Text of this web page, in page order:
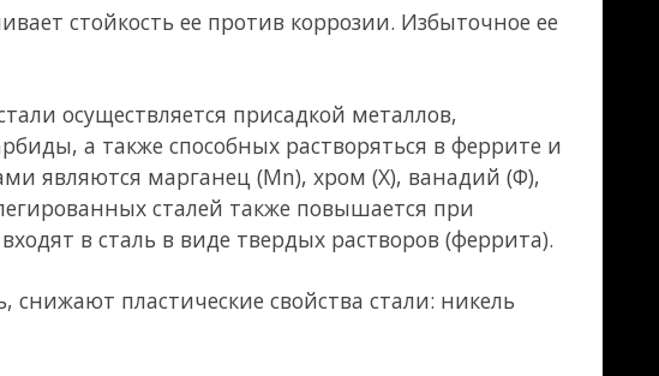
состоянии с алюминием,
элементом,
ударная вязкость
повышает хрупкость стали,
при повышенных;сера,
в стали ограничивается;